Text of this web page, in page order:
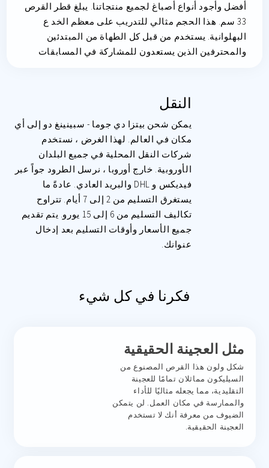
أفضل وأجود أنواع أصباغ لجميع منتجاتنا. يبلغ قطر القرص
33 سم. هذا الحجم مثالي للتدريب على معظم الخد ع
البهلوانية. يستخدم من قبل كل الطهاة من المبتدئين
والمحترفين الذين يستعدون للمشاركة في المسابقات
النقل
يمكن شحن بيتزا دي جوما - سبينينغ دو إلى أي
مكان في العالم. لهذا الغرض ، نستخدم
شركات النقل المحلية في جميع البلدان
الأوروبية. خارج أوروبا ، نرسل الطرود جواً عبر
فيديكس و DHL والبريد العادي. عادةً ما
يستغرق التسليم من 2 إلى 7 أيام. تتراوح
تكاليف التسليم من 6 إلى 15 يورو. يتم تقديم
جميع الأسعار وأوقات التسليم بعد إدخال
عنوانك.
فكرنا في كل شيء
مثل العجينة الحقيقية
شكل ولون هذا القرص المصنوع من
السيليكون مماثلان تمامًا للعجينة
التقليدية، مما يجعله مثاليًا للأداء
والممارسة في مكان العمل. لن يتمكن
الضيوف من معرفة أنك لا تستخدم
العجينة الحقيقية.